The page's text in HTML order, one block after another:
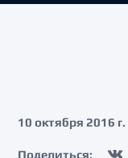
10 октября 2016 г.
Поделиться: